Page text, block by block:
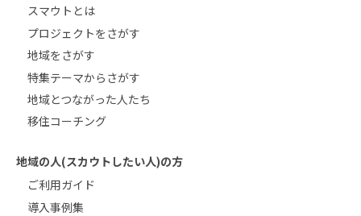
スマウトとは
プロジェクトをさがす
地域をさがす
特集テーマからさがす
地域とつながった人たち
移住コーチング
地域の人(スカウトしたい人)の方
ご利用ガイド
導入事例集